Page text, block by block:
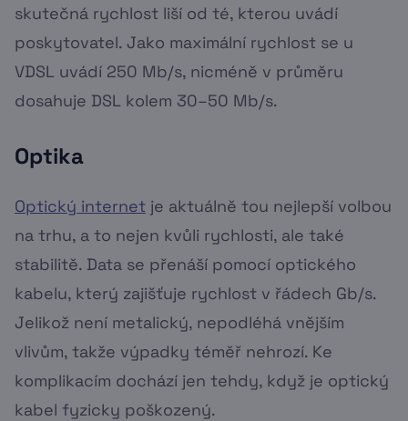
skutečná rychlost liší od té, kterou uvádí
poskytovatel. Jako maximální rychlost se u
VDSL uvádí 250 Mb/s, nicméně v průměru
dosahuje DSL kolem 30–50 Mb/s.
Optika
Optický internet je aktuálně tou nejlepší volbou
na trhu, a to nejen kvůli rychlosti, ale také
stabilitě. Data se přenáší pomocí optického
kabelu, který zajišťuje rychlost v řádech Gb/s.
Jelikož není metalický, nepodléhá vnějším
vlivům, takže výpadky téměř nehrozí. Ke
komplikacím dochází jen tehdy, když je optický
kabel fyzicky poškozený.